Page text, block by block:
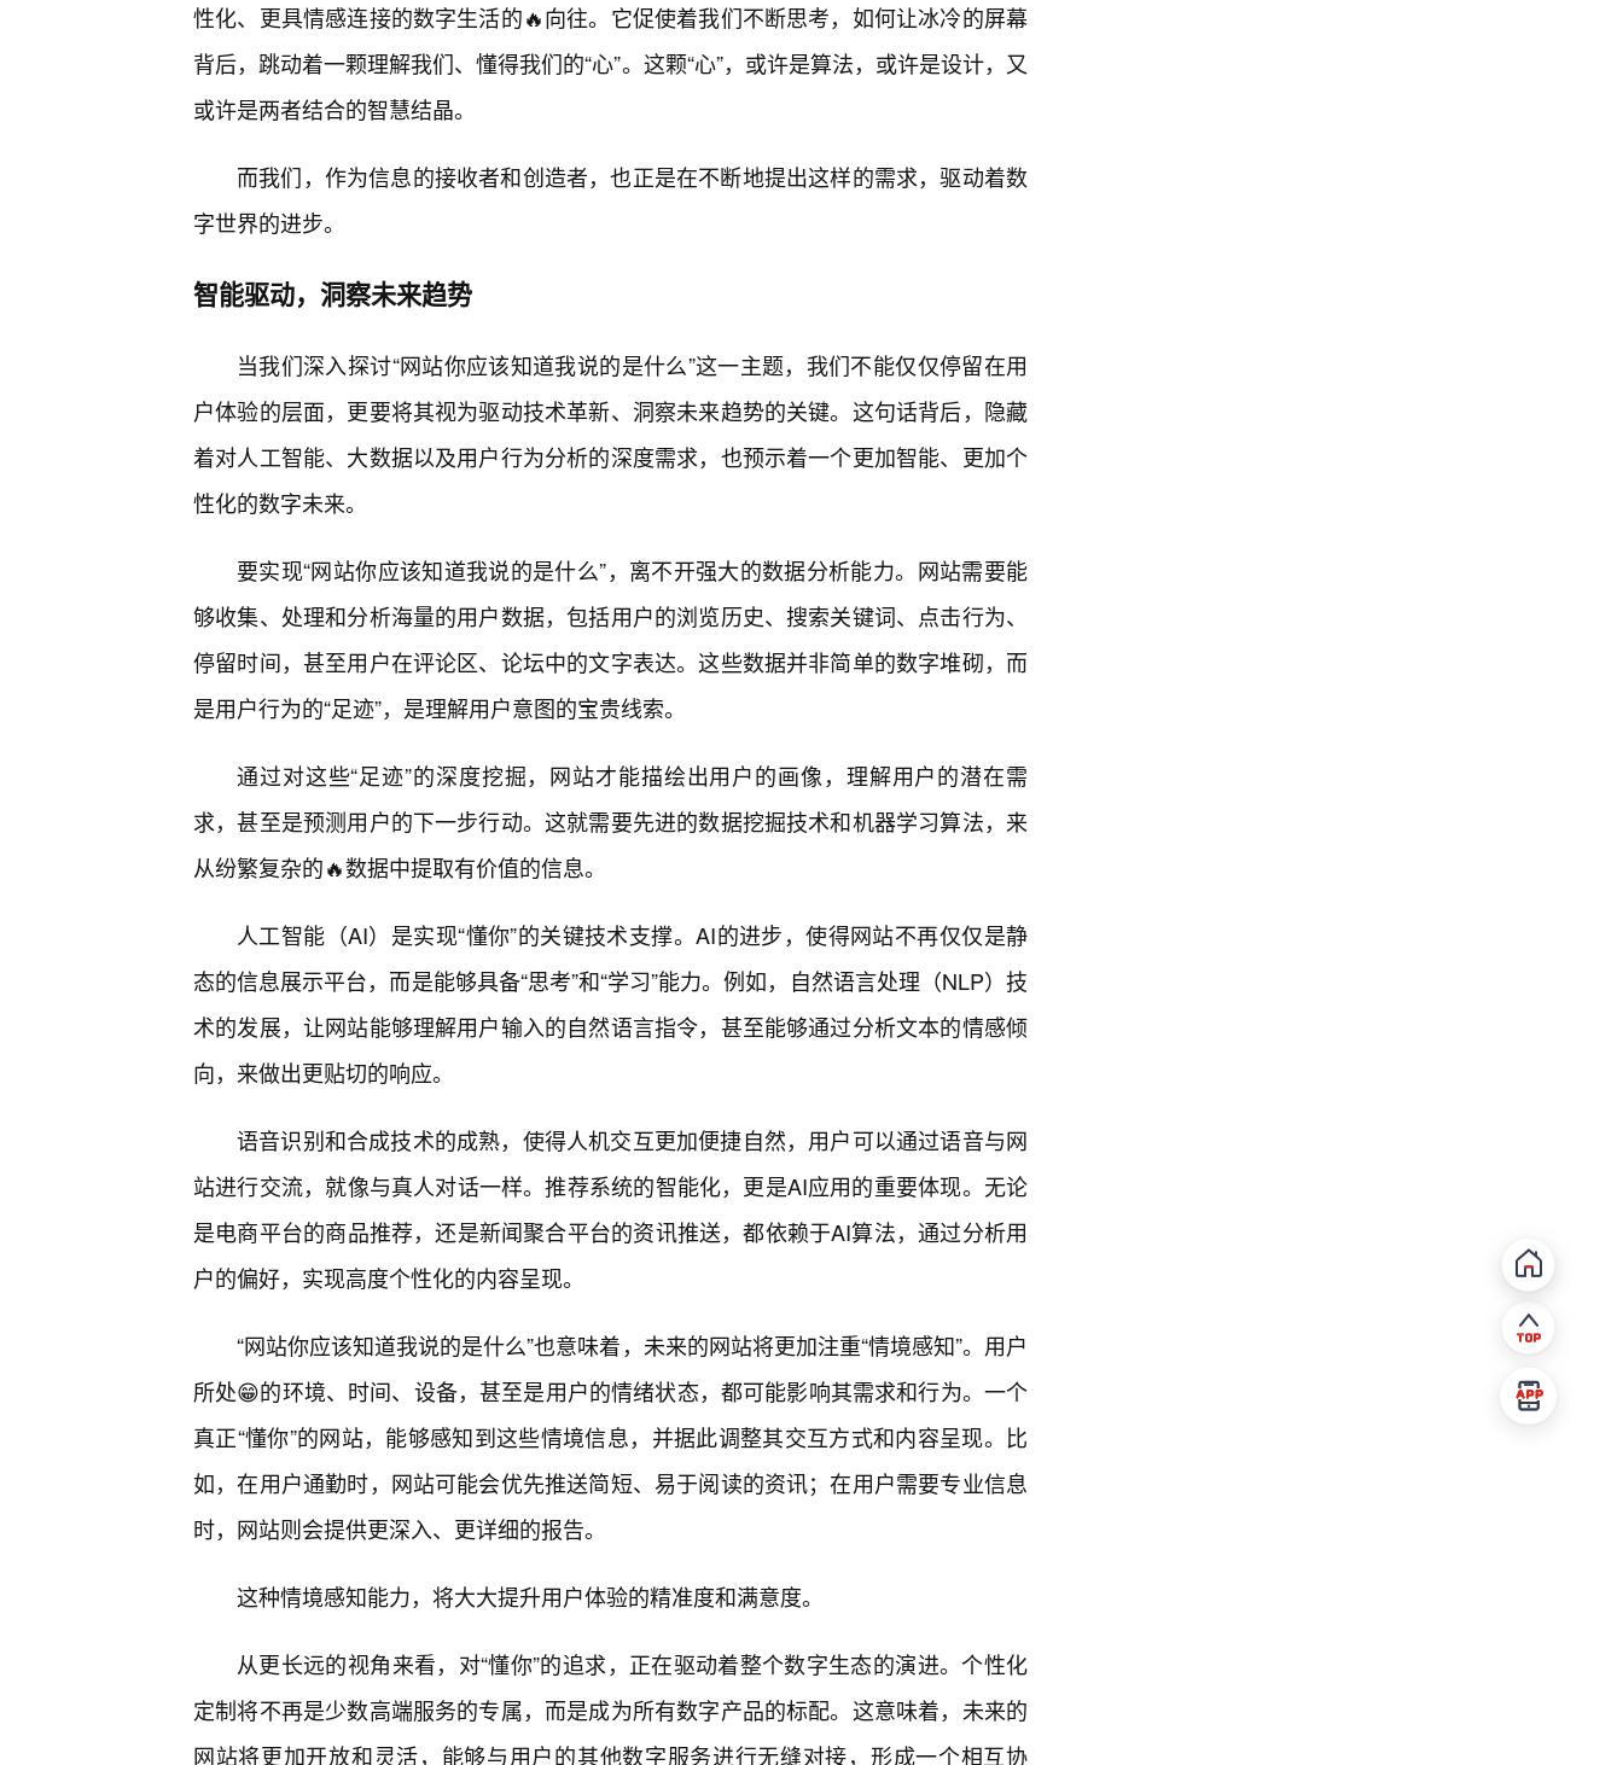
性化、更具情感连接的数字生活的🔥向往。它促使着我们不断思考，如何让冰冷的屏幕
背后，跳动着一颗理解我们、懂得我们的“心”。这颗“心”，或许是算法，或许是设计，又
或许是两者结合的智慧结晶。
而我们，作为信息的接收者和创造者，也正是在不断地提出这样的需求，驱动着数
字世界的进步。
智能驱动，洞察未来趋势
当我们深入探讨“网站你应该知道我说的是什么”这一主题，我们不能仅仅停留在用
户体验的层面，更要将其视为驱动技术革新、洞察未来趋势的关键。这句话背后，隐藏
着对人工智能、大数据以及用户行为分析的深度需求，也预示着一个更加智能、更加个
性化的数字未来。
要实现“网站你应该知道我说的是什么”，离不开强大的数据分析能力。网站需要能
够收集、处理和分析海量的用户数据，包括用户的浏览历史、搜索关键词、点击行为、
停留时间，甚至用户在评论区、论坛中的文字表达。这些数据并非简单的数字堆砌，而
是用户行为的“足迹”，是理解用户意图的宝贵线索。
通过对这些“足迹”的深度挖掘，网站才能描绘出用户的画像，理解用户的潜在需
求，甚至是预测用户的下一步行动。这就需要先进的数据挖掘技术和机器学习算法，来
从纷繁复杂的🔥数据中提取有价值的信息。
人工智能（AI）是实现“懂你”的关键技术支撑。AI的进步，使得网站不再仅仅是静
态的信息展示平台，而是能够具备“思考”和“学习”能力。例如，自然语言处理（NLP）技
术的发展，让网站能够理解用户输入的自然语言指令，甚至能够通过分析文本的情感倾
向，来做出更贴切的响应。
语音识别和合成技术的成熟，使得人机交互更加便捷自然，用户可以通过语音与网
站进行交流，就像与真人对话一样。推荐系统的智能化，更是AI应用的重要体现。无论
是电商平台的商品推荐，还是新闻聚合平台的资讯推送，都依赖于AI算法，通过分析用
户的偏好，实现高度个性化的内容呈现。
“网站你应该知道我说的是什么”也意味着，未来的网站将更加注重“情境感知”。用户
所处😁的环境、时间、设备，甚至是用户的情绪状态，都可能影响其需求和行为。一个
真正“懂你”的网站，能够感知到这些情境信息，并据此调整其交互方式和内容呈现。比
如，在用户通勤时，网站可能会优先推送简短、易于阅读的资讯；在用户需要专业信息
时，网站则会提供更深入、更详细的报告。
这种情境感知能力，将大大提升用户体验的精准度和满意度。
从更长远的视角来看，对“懂你”的追求，正在驱动着整个数字生态的演进。个性化
定制将不再是少数高端服务的专属，而是成为所有数字产品的标配。这意味着，未来的
网站将更加开放和灵活，能够与用户的其他数字服务进行无缝对接，形成一个相互协